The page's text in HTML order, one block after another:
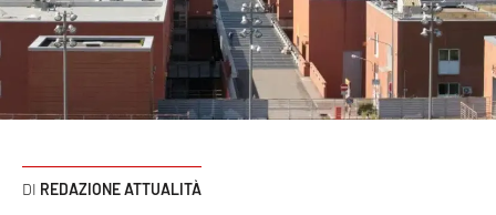
Sanità
Cultura
Podcast
REDAZIONE ATTUALITÀ